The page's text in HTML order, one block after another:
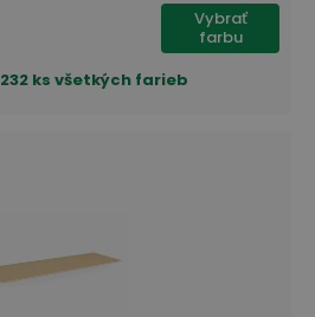
Vybrať
farbu
232 ks všetkých farieb